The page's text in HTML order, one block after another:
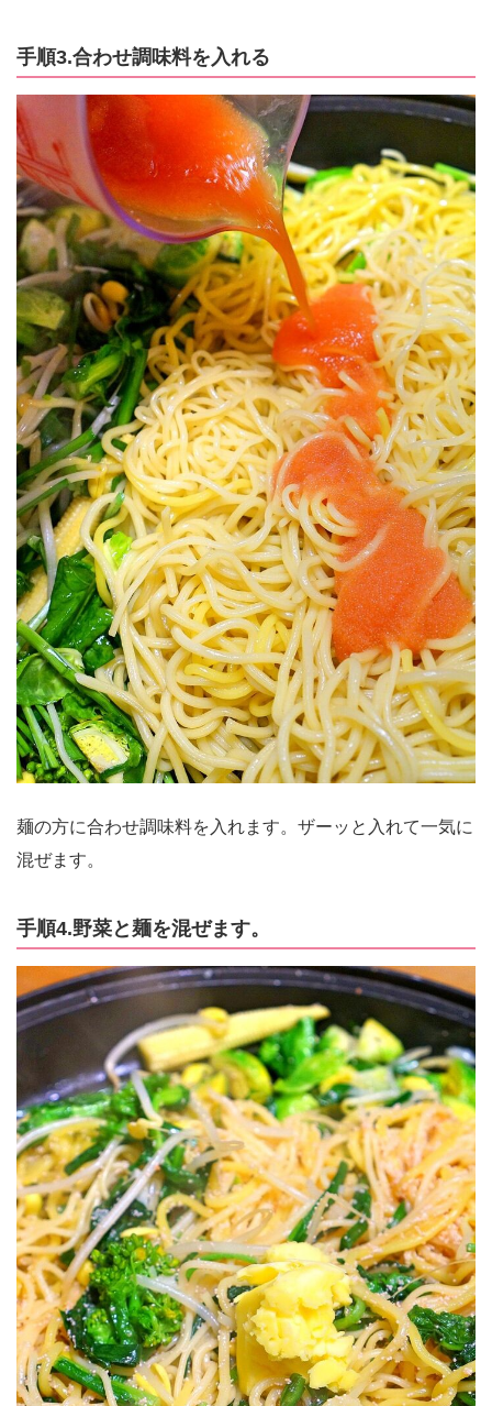
手順3.合わせ調味料を入れる
麺の方に合わせ調味料を入れます。ザーッと入れて一気に
混ぜます。
手順4.野菜と麺を混ぜます。